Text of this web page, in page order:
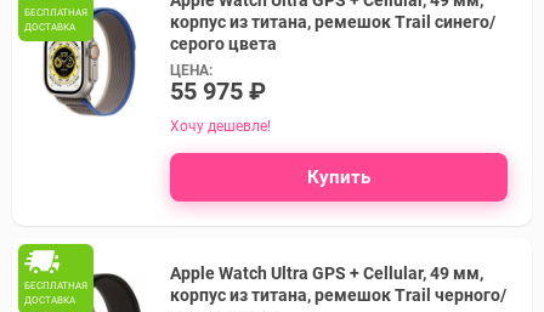
БЕСПЛАТНАЯ
ДОСТАВКА
корпус из титана, ремешок Trail синего/
серого цвета
ЦЕНА:
55 975 ₽
Хочу дешевле!
Купить
БЕСПЛАТНАЯ
ДОСТАВКА
Apple Watch Ultra GPS + Cellular, 49 мм,
корпус из титана, ремешок Trail черного/